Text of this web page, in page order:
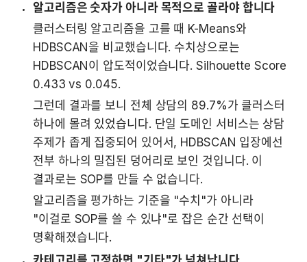
알고리즘은 숫자가 아니라 목적으로 골라야 합니다
클러스터링 알고리즘을 고를 때 K-Means와
HDBSCAN을 비교했습니다. 수치상으로는
HDBSCAN이 압도적이었습니다. Silhouette Score
0.433 vs 0.045.
그런데 결과를 보니 전체 상담의 89.7%가 클러스터
하나에 몰려 있었습니다. 단일 도메인 서비스는 상담
주제가 좁게 집중되어 있어서, HDBSCAN 입장에선
전부 하나의 밀집된 덩어리로 보인 것입니다. 이
결과로는 SOP를 만들 수 없습니다.
알고리즘을 평가하는 기준을 "수치"가 아니라
"이걸로 SOP를 쓸 수 있냐"로 잡은 순간 선택이
명확해졌습니다.